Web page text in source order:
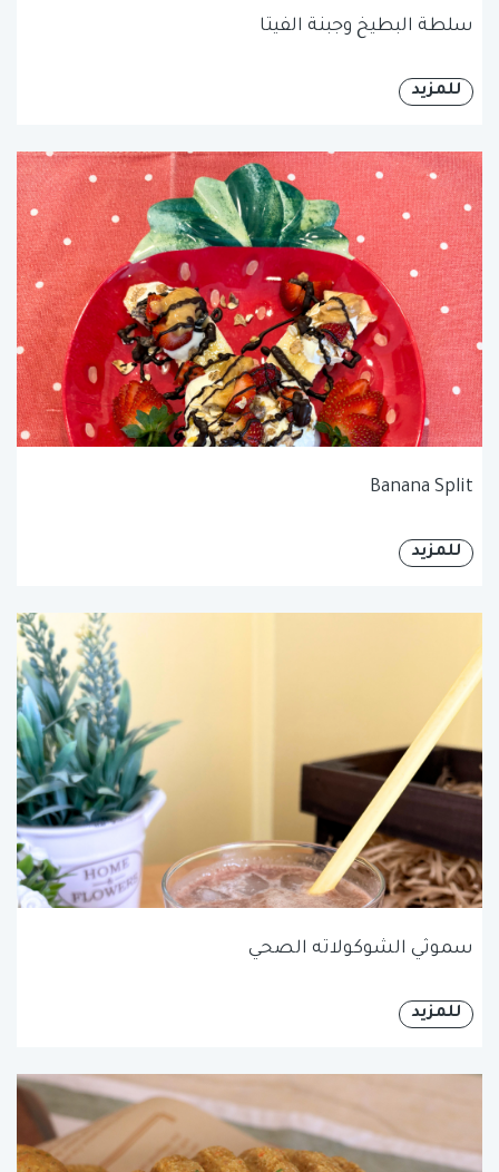
سلطة البطيخ وجبنة الفيتا
للمزيد
Banana Split
للمزيد
سموثي الشوكولاته الصحي
للمزيد